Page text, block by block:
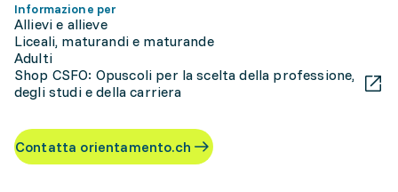
Informazione per
Allievi e allieve
Liceali, maturandi e maturande
Adulti
Shop CSFO: Opuscoli per la scelta della professione,
degli studi e della carriera
Contatta orientamento.ch